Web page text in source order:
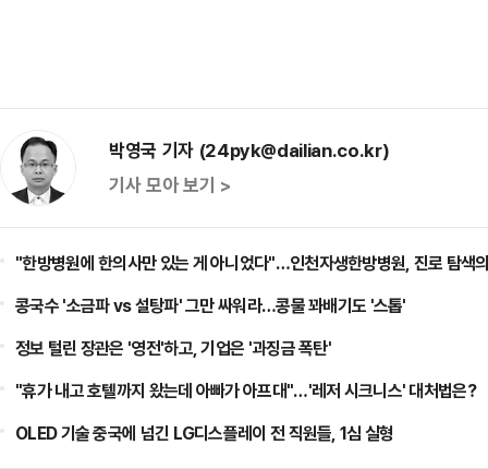
박영국 기자 (24pyk@dailian.co.kr)
기사 모아 보기 >
"한방병원에 한의사만 있는 게 아니었다"…인천자생한방병원, 진로 탐색
콩국수 '소금파 vs 설탕파' 그만 싸워라…콩물 꽈배기도 '스톱'
정보 털린 장관은 '영전'하고, 기업은 '과징금 폭탄'
"휴가 내고 호텔까지 왔는데 아빠가 아프대"…'레저 시크니스' 대처법은?
OLED 기술 중국에 넘긴 LG디스플레이 전 직원들, 1심 실형